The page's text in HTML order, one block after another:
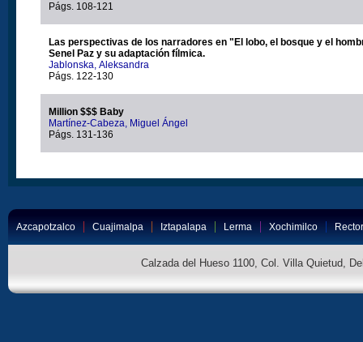
Págs. 108-121
Las perspectivas de los narradores en "El lobo, el bosque y el
Senel Paz y su adaptación fílmica.
Jablonska, Aleksandra
Págs. 122-130
Million $$$ Baby
Martínez-Cabeza, Miguel Ángel
Págs. 131-136
Azcapotzalco Cuajimalpa Iztapalapa Lerma Xochimilco
Calzada del Hueso 1100, Col. Villa Quietud,